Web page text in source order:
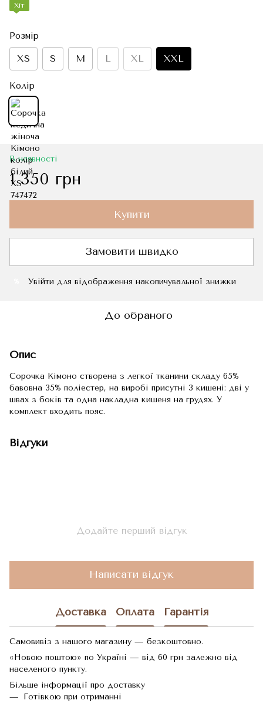
Хіт
Розмір
XS S M L XL XXL
Колір
В наявності
1 350 грн
Купити
Замовити швидко
Увійти для відображення накопичувальної знижки
До обраного
Опис
Сорочка Кімоно створена з легкої тканини складу 65%
бавовна 35% поліестер, на виробі присутні 3 кишені: дві у
швах з боків та одна накладна кишеня на грудях. У
комплект входить пояс.
Відгуки
Додайте перший відгук
Написати відгук
Доставка Оплата Гарантія
Самовивіз з нашого магазину — безкоштовно.
«Новою поштою» по Україні — від 60 грн залежно від
населеного пункту.
Більше інформації про доставку
Готівкою при отриманні